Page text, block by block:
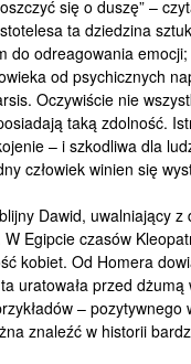
się o duszę” –
ta dziedzina
do odreagowania
od psychicznych
Oczywiście nie
taką zdolność.
– i szkodliwa dla
człowiek winien się
Dawid, uwalniający
Egipcie czasów
kobiet. Od Homera
uratowała przed dżumą
– pozytywnego
znaleźć w historii